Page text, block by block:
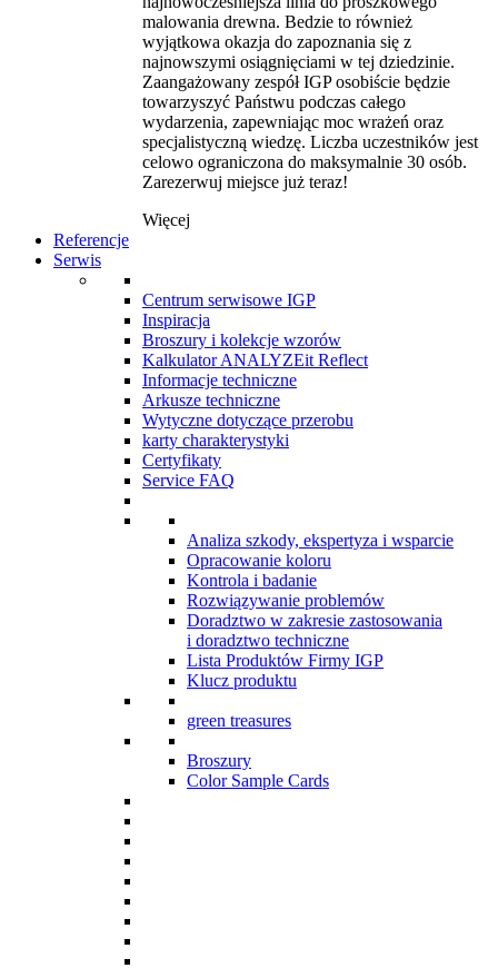
malowania drewna. Bedzie to również
wyjątkowa okazja do zapoznania się z
najnowszymi osiągnięciami w tej dziedzinie.
Zaangażowany zespół IGP osobiście będzie
towarzyszyć Państwu podczas całego
wydarzenia, zapewniając moc wrażeń oraz
specjalistyczną wiedzę. Liczba uczestników jest
celowo ograniczona do maksymalnie 30 osób.
Zarezerwuj miejsce już teraz!
Więcej
Referencje
Serwis
Centrum serwisowe IGP
Inspiracja
Broszury i kolekcje wzorów
Kalkulator ANALYZEit Reflect
Informacje techniczne
Arkusze techniczne
Wytyczne dotyczące przerobu
karty charakterystyki
Certyfikaty
Service FAQ
Analiza szkody, ekspertyza i wsparcie
Opracowanie koloru
Kontrola i badanie
Rozwiązywanie problemów
Doradztwo w zakresie zastosowania
i doradztwo techniczne
Lista Produktów Firmy IGP
Klucz produktu
green treasures
Broszury
Color Sample Cards